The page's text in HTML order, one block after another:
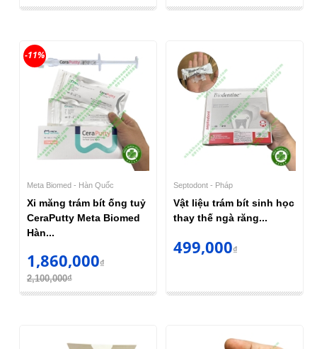
Meta Biomed - Hàn Quốc
Xi măng trám bít ống tuỷ
CeraPutty Meta Biomed
Hàn...
1,860,000₫
2,100,000₫
-11%
Septodont - Pháp
Vật liệu trám bít sinh học
thay thế ngà răng...
499,000₫